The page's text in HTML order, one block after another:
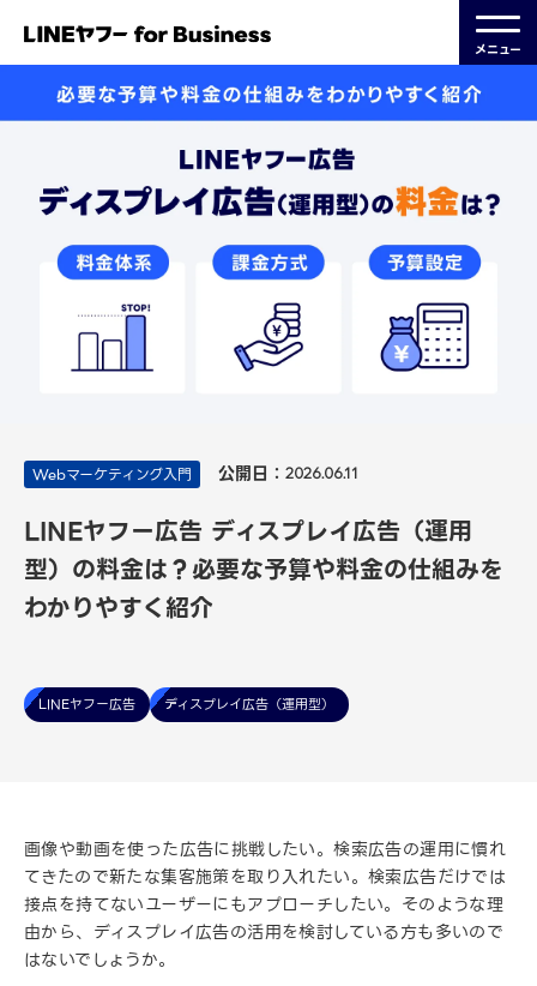
メニュー
Webマーケティング入門 公開日： 2026.06.11
LINEヤフー広告 ディスプレイ広告（運用
型）の料金は？必要な予算や料金の仕組みを
わかりやすく紹介
LINEヤフー広告 ディスプレイ広告（運用型）
画像や動画を使った広告に挑戦したい。検索広告の運用に慣れ
てきたので新たな集客施策を取り入れたい。検索広告だけでは
接点を持てないユーザーにもアプローチしたい。そのような理
由から、ディスプレイ広告の活用を検討している方も多いので
はないでしょうか。